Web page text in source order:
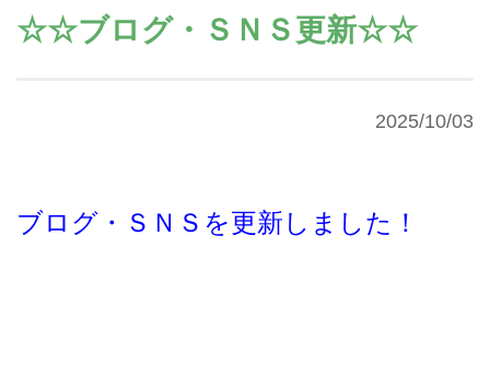
☆☆ブログ・ＳＮＳ更新☆☆
2025/10/03
ブログ・ＳＮＳを更新しました！